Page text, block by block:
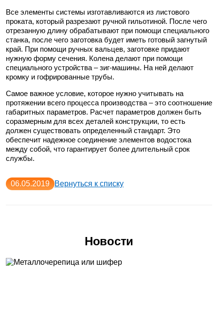
Все элементы системы изготавливаются из листового
проката, который разрезают ручной гильотиной. После чего
отрезанную длину обрабатывают при помощи специального
станка, после чего заготовка будет иметь готовый загнутый
край. При помощи ручных вальцев, заготовке придают
нужную форму сечения. Колена делают при помощи
специального устройства – зиг-машины. На ней делают
кромку и гофрированные трубы.
Самое важное условие, которое нужно учитывать на
протяжении всего процесса производства – это соотношение
габаритных параметров. Расчет параметров должен быть
соразмерным для всех деталей конструкции, то есть
должен существовать определенный стандарт. Это
обеспечит надежное соединение элементов водостока
между собой, что гарантирует более длительный срок
службы.
06.05.2019 Вернуться к списку
Новости